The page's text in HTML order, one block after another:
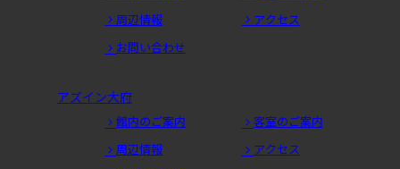
周辺情報
アクセス
お問い合わせ
アズイン大府
館内のご案内
客室のご案内
周辺情報
アクセス